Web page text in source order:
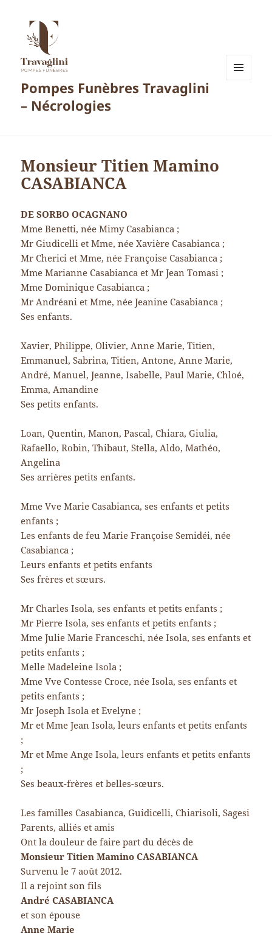
Pompes Funèbres Travaglini
– Nécrologies
Monsieur Titien Mamino
CASABIANCA
DE SORBO OCAGNANO
Mme Benetti, née Mimy Casabianca ;
Mr Giudicelli et Mme, née Xavière Casabianca ;
Mr Cherici et Mme, née Françoise Casabianca ;
Mme Marianne Casabianca et Mr Jean Tomasi ;
Mme Dominique Casabianca ;
Mr Andréani et Mme, née Jeanine Casabianca ;
Ses enfants.
Xavier, Philippe, Olivier, Anne Marie, Titien,
Emmanuel, Sabrina, Titien, Antone, Anne Marie,
André, Manuel, Jeanne, Isabelle, Paul Marie, Chloé,
Emma, Amandine
Ses petits enfants.
Loan, Quentin, Manon, Pascal, Chiara, Giulia,
Rafaello, Robin, Thibaut, Stella, Aldo, Mathéo,
Angelina
Ses arrières petits enfants.
Mme Vve Marie Casabianca, ses enfants et petits
enfants ;
Les enfants de feu Marie Françoise Semidéi, née
Casabianca ;
Leurs enfants et petits enfants
Ses frères et sœurs.
Mr Charles Isola, ses enfants et petits enfants ;
Mr Pierre Isola, ses enfants et petits enfants ;
Mme Julie Marie Franceschi, née Isola, ses enfants et
petits enfants ;
Melle Madeleine Isola ;
Mme Vve Contesse Croce, née Isola, ses enfants et
petits enfants ;
Mr Joseph Isola et Evelyne ;
Mr et Mme Jean Isola, leurs enfants et petits enfants
;
Mr et Mme Ange Isola, leurs enfants et petits enfants
;
Ses beaux-frères et belles-sœurs.
Les familles Casabianca, Guidicelli, Chiarisoli, Sagesi
Parents, alliés et amis
Ont la douleur de faire part du décès de
Monsieur Titien Mamino CASABIANCA
Survenu le 7 août 2012.
Il a rejoint son fils
André CASABIANCA
et son épouse
Anne Marie